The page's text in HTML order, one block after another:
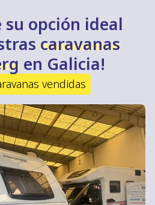
su opción ideal
caravanas
en Galicia!
vendidas